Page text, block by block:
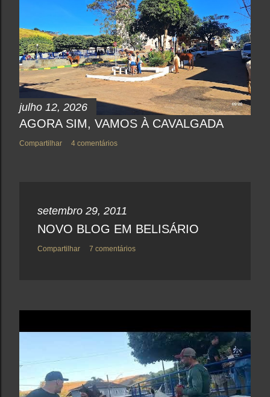
e
n
t
á
r
i
o
julho 12, 2026
AGORA SIM, VAMOS À CAVALGADA
Compartilhar 4 comentários
setembro 29, 2011
NOVO BLOG EM BELISÁRIO
Compartilhar 7 comentários